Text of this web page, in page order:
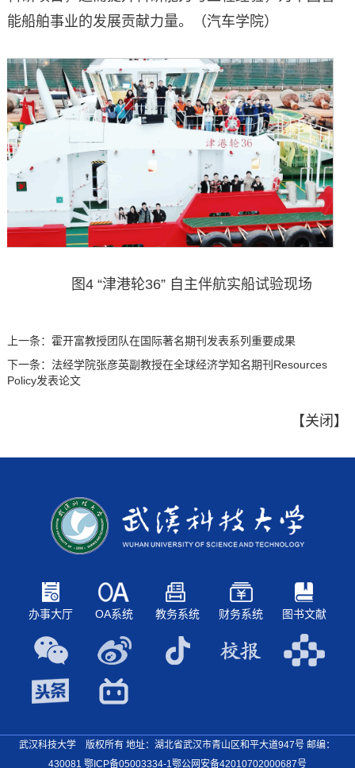
能船舶事业的发展贡献力量。（汽车学院）
图4 “津港轮36” 自主伴航实船试验现场
上一条： 霍开富教授团队在国际著名期刊发表系列重要成果
下一条： 法经学院张彦英副教授在全球经济学知名期刊Resources
Policy发表论文
【关闭 】
办事大厅 OA系统 教务系统 财务系统 图书文献
武汉科技大学 版权所有 地址：湖北省武汉市青山区和平大道947号 邮编：
430081 鄂ICP备05003334-1鄂公网安备42010702000687号